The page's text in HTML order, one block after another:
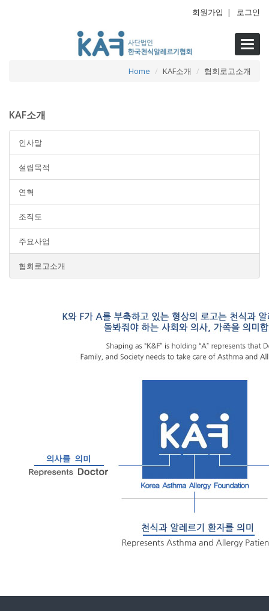
회원가입 | 로그인
Home
KAF소개 협회로고소개
KAF소개
인사말
설립목적
연혁
조직도
주요사업
협회로고소개